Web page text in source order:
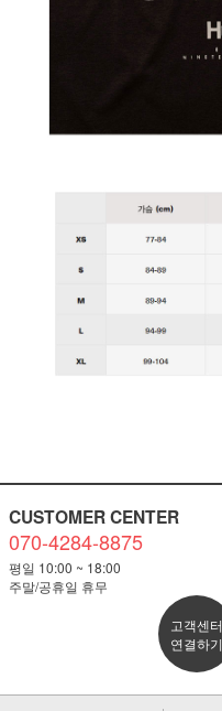
CUSTOMER CENTER
070-4284-8875
평일 10:00 ~ 18:00
주말/공휴일 휴무
고객센터
연결하기